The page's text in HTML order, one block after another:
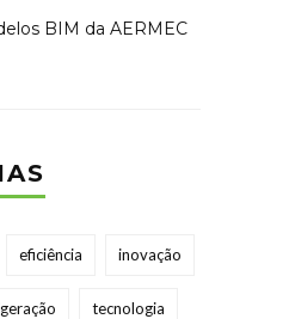
BIM da AERMEC
eficiência inovação
tecnologia